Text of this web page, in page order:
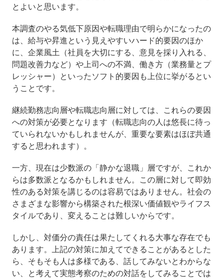
とよいと思います。
本調査のやる気低下原因や転職理由で明らかになったの
は、給与や昇進という見えやすいハード的要因のほか
に、企業風土（社員を大切にする、意見を採り入れる、
問題改善力など）や上司への不満、働き方（業務量とプ
レッシャー）といったソフト的要因も上位に挙がるとい
うことです。
継続勤務志向層や転職志向層に対しては、これらの要因
への対策が必要となります（転職志向の人は悠長に待っ
ていられないかもしれませんが、重要な要素はほぼ共通
すると思われます）。
一方、現在は少数派の「静かな退職」層ですが、これか
らは多数派となるかもしれません。この層に対して即効
性のある対策を講じるのは容易ではありません。社会の
さまざまな影響から構築された根深い価値観やライフス
タイルであり、変えることは難しいからです。
しかし、対価分の責任は果たしてくれる大事な存在でも
あります。上記の対策に加えてできることがあるとした
ら、そもそも人は多様である、話してみないとわからな
い、と考えて実態考察のための対話をしてみることでは